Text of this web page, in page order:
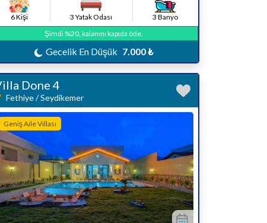
6 Kişi 3 Yatak Odası
3 Banyo
Şimdi %20, kalanını kapıda öde.
Gecelik En Düşük 7.000 ₺
Done 4
Fethiye / Seydikemer
Geniş Aile Villası